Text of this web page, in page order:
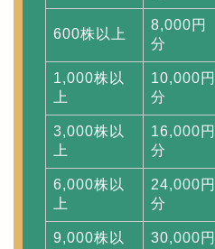
600株以上
8,000円
分
1,000株以
上
10,000円
分
3,000株以
上
16,000円
分
6,000株以
上
24,000円
分
9,000株以
30,000円